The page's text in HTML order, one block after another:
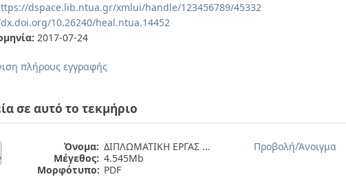
dspace.lib.ntua.gr/xmlui/handle/123456789/45332
10.26240/heal.ntua.14452
2017-07-24
πλήρους εγγραφής
σε αυτό το τεκμήριο
Όνομα: ΔΙΠΛΩΜΑΤΙΚΗ ΕΡΓΑΣ ...
Μέγεθος: 4.545Mb
Μορφότυπο: PDF
Προβολή/Άνοιγμα